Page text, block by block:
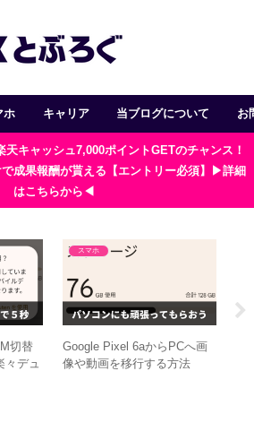
ホ キャリア 当ブログについて お
天キャッシュ7,000ポイントGETのチャンス！
成果報酬が貰える【エントリー必須】▶詳細
はこちらから◀
切替
々デュ
スマホ
Google Pixel 6aからPCへ画
像や動画を移行する方法